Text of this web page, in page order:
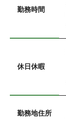
勤務時間
休日休暇
勤務地住所